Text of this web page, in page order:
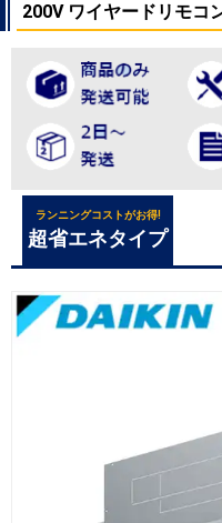
200V ワイヤードリモコ
ランニングコストがお得!
超省エネタイプ